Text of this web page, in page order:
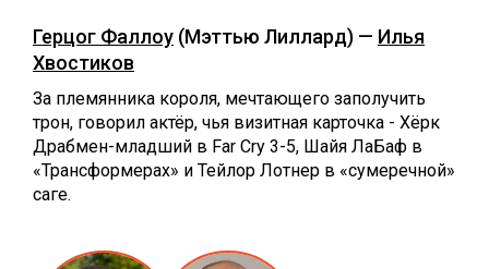
Герцог Фаллоу (Мэттью Лиллард) — Илья
Хвостиков
За племянника короля, мечтающего заполучить
трон, говорил актёр, чья визитная карточка - Хёрк
Драбмен-младший в Far Cry 3-5, Шайя ЛаБаф в
«Трансформерах» и Тейлор Лотнер в «сумеречной»
саге.